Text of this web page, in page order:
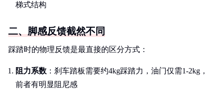
梯式结构
二、脚感反馈截然不同
踩踏时的物理反馈是最直接的区分方式：
阻力系数 ：刹车踏板需要约4kg踩踏力，油门仅需1-2kg，
前者有明显阻尼感